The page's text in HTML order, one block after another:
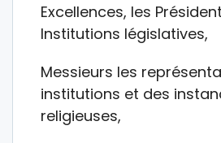
Excellences, les
Institutions législatives,
Messieurs les
institutions et des
religieuses,